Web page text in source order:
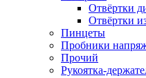
Отвёртки
Отвёртки
Пинцеты
Пробники
Прочий
Рукоятка-